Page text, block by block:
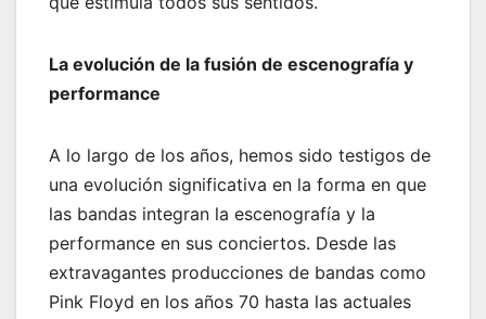
La evolución de la fusión de escenografía y
performance
A lo largo de los años, hemos sido testigos de
una evolución significativa en la forma en que
las bandas integran la escenografía y la
performance en sus conciertos. Desde las
extravagantes producciones de bandas como
Pink Floyd en los años 70 hasta las actuales